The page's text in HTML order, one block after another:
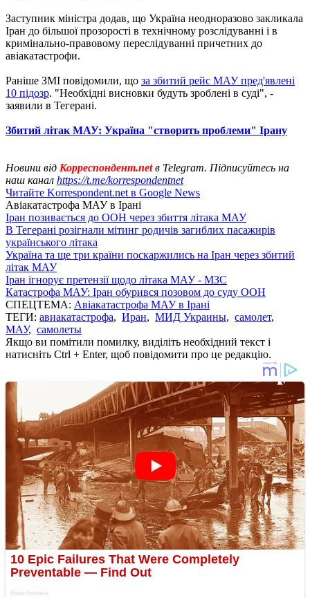
Заступник міністра додав, що Україна неодноразово закликала
Іран до більшої прозорості в технічному розслідуванні і в
кримінально-правовому переслідуванні причетних до
авіакатастрофи.
Раніше ЗМІ повідомили, що за збитий рейс МАУ пред'явлені
10 підозр. "Необхідні висновки будуть зроблені в суді", -
заявили в Тегерані.
Збитий літак МАУ: Україна "створить проблеми" Ірану
Новини від Корреспондент.netв Telegram. Підписуйтесь на
наш канал https://t.me/korrespondentnet
Читайте Korrespondent.net в Google News
Авіакатастрофа МАУ в Ірані
Іран позивається до ООН через збиття літака МАУ
В Тегерані розігнали мітинг родичів загиблих пасажирів
українського літака
Україна та ще три країни поскаржились на Іран через збитий
літак МАУ
Іран ігнорує претензії щодо літака МАУ - МЗС
Катастрофа МАУ: Іран обурився позовом до суду ООН
СПЕЦТЕМА: Авіакатастрофа МАУ в Ірані
ТЕГИ: авиакатастрофа, Иран, МИД Украины, самолет,
МАУ, самолеты
Якщо ви помітили помилку, виділіть необхідний текст і
натисніть Ctrl + Enter, щоб повідомити про це редакцію.